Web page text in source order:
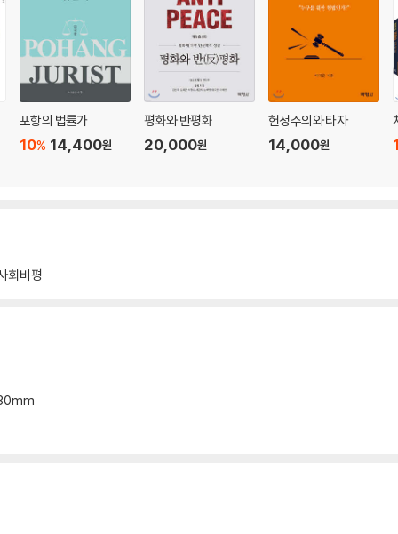
포항의 법률가
14,400원
10%
평화와 반평화
20,000원
헌정주의와 타자
14,000원
회비평